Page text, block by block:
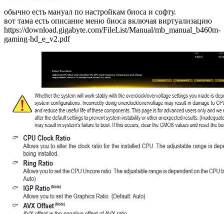
обычно есть мануал по настройкам биоса и софту.
вот тама есть описание меню биоса включая виртуализацию
https://download.gigabyte.com/FileList/Manual/mb_manual_b460m-
gaming-hd_e_v2.pdf